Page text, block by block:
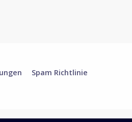
Spam Richtlinie